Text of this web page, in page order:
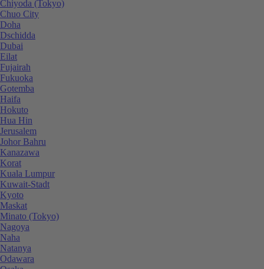
Chiyoda (Tokyo)
Chuo City
Doha
Dschidda
Dubai
Eilat
Fujairah
Fukuoka
Gotemba
Haifa
Hokuto
Hua Hin
Jerusalem
Johor Bahru
Kanazawa
Korat
Kuala Lumpur
Kuwait-Stadt
Kyoto
Maskat
Minato (Tokyo)
Nagoya
Naha
Natanya
Odawara